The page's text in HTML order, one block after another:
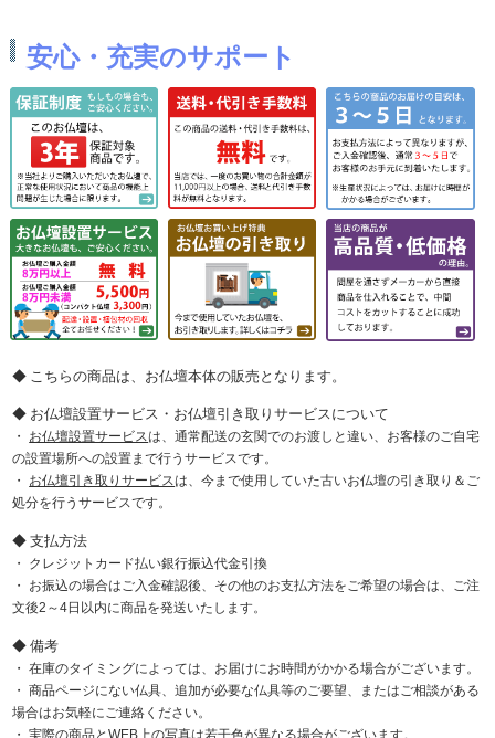
安心・充実のサポート
こちらの商品は、お仏壇本体の販売となります。
お仏壇設置サービス・お仏壇引き取りサービスについて
お仏壇設置サービスは、通常配送の玄関でのお渡しと違い、お客様のご自宅
の設置場所への設置まで行うサービスです。
お仏壇引き取りサービスは、今まで使用していた古いお仏壇の引き取り＆ご
処分を行うサービスです。
支払方法
クレジットカード払い銀行振込代金引換
お振込の場合はご入金確認後、その他のお支払方法をご希望の場合は、ご注
文後2～4日以内に商品を発送いたします。
備考
在庫のタイミングによっては、お届けにお時間がかかる場合がございます。
商品ページにない仏具、追加が必要な仏具等のご要望、またはご相談がある
場合はお気軽にご連絡ください。
実際の商品とWEB上の写真は若干色が異なる場合がございます。